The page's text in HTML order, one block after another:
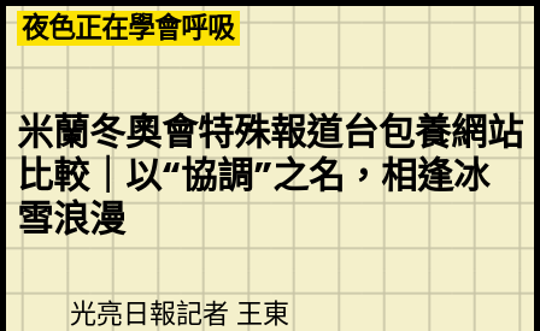
Skip
to
content
夜色正在學會呼吸
米蘭冬奧會特殊報道台包養網站
比較｜以“協調”之名，相逢冰
雪浪漫
光亮日報記者 王東